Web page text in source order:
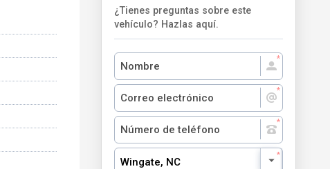
¿Tienes preguntas sobre este
vehículo? Hazlas aquí.
Wingate, NC